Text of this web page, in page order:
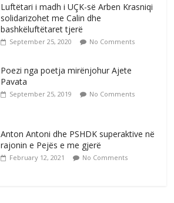
Luftëtari i madh i UÇK-së Arben Krasniqi
solidarizohet me Calin dhe
bashkëluftëtaret tjerë
September 25, 2020 No Comments
Poezi nga poetja mirënjohur Ajete
Pavata
September 25, 2019 No Comments
Anton Antoni dhe PSHDK superaktive në
rajonin e Pejës e me gjerë
February 12, 2021 No Comments